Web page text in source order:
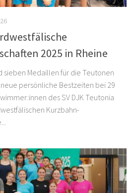
2025 in Rheine
sieben Medaillen für die Teutonen
persönliche Bestzeiten bei 29
des SV DJK Teutonia
Kurzbahn-